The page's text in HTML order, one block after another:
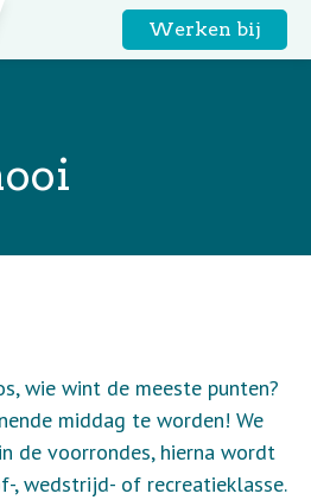
Werken bij
wie wint de meeste punten?
middag te worden! We
de voorrondes, hierna wordt
, wedstrijd- of recreatieklasse.